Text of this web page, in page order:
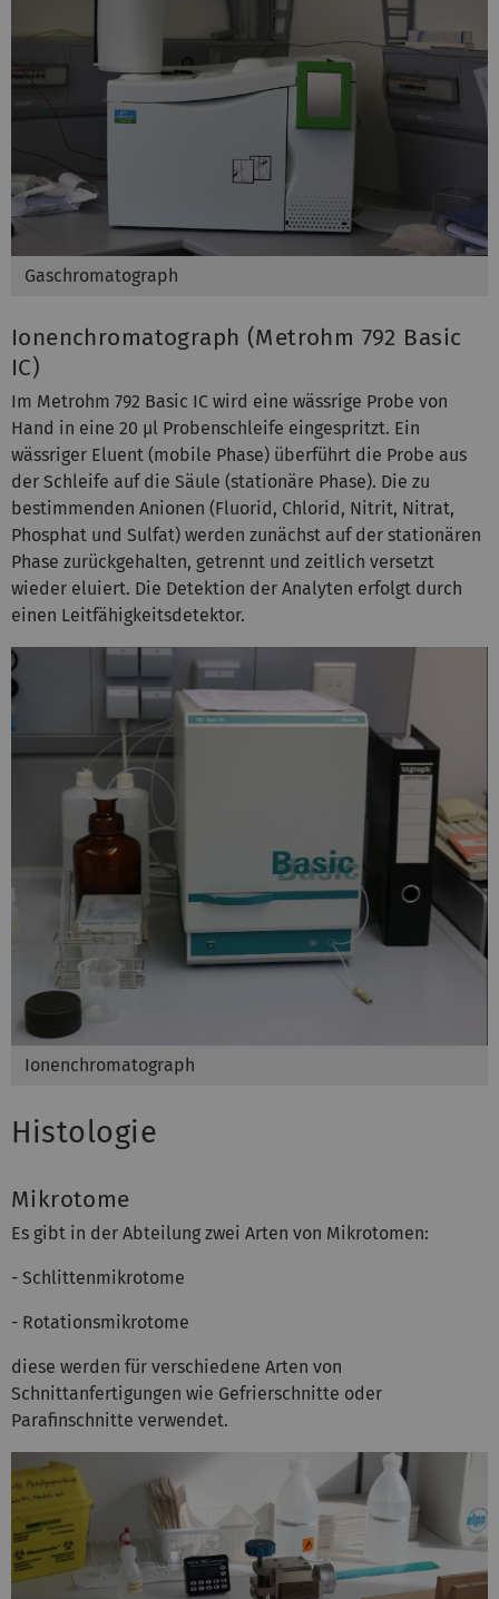
Gaschromatograph
Ionenchromatograph (Metrohm 792 Basic
IC)
Im Metrohm 792 Basic IC wird eine wässrige Probe von
Hand in eine 20 µl Probenschleife eingespritzt. Ein
wässriger Eluent (mobile Phase) überführt die Probe aus
der Schleife auf die Säule (stationäre Phase). Die zu
bestimmenden Anionen (Fluorid, Chlorid, Nitrit, Nitrat,
Phosphat und Sulfat) werden zunächst auf der stationären
Phase zurückgehalten, getrennt und zeitlich versetzt
wieder eluiert. Die Detektion der Analyten erfolgt durch
einen Leitfähigkeitsdetektor.
Ionenchromatograph
Histologie
Mikrotome
Es gibt in der Abteilung zwei Arten von Mikrotomen:
- Schlittenmikrotome
- Rotationsmikrotome
diese werden für verschiedene Arten von
Schnittanfertigungen wie Gefrierschnitte oder
Parafinschnitte verwendet.